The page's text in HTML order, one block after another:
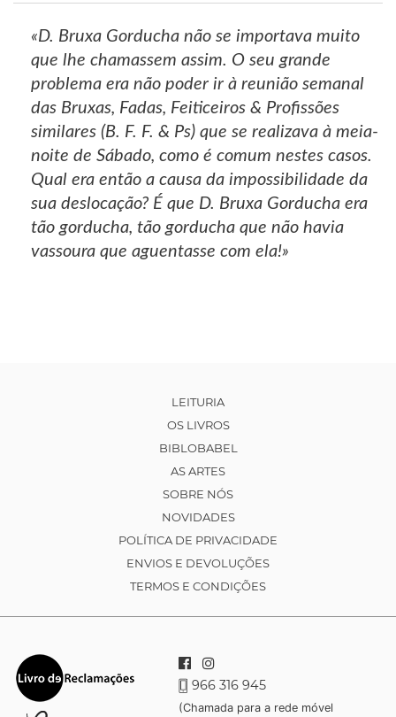
«D. Bruxa Gorducha não se importava muito
que lhe chamassem assim. O seu grande
problema era não poder ir à reunião semanal
das Bruxas, Fadas, Feiticeiros & Profissões
similares (B. F. F. & Ps) que se realizava à meia-
noite de Sábado, como é comum nestes casos.
Qual era então a causa da impossibilidade da
sua deslocação? É que D. Bruxa Gorducha era
tão gorducha, tão gorducha que não havia
vassoura que aguentasse com ela!»
LEITURIA
OS LIVROS
BIBLOBABEL
AS ARTES
SOBRE NÓS
NOVIDADES
POLÍTICA DE PRIVACIDADE
ENVIOS E DEVOLUÇÕES
TERMOS E CONDIÇÕES
966 316 945
(Chamada para a rede móvel